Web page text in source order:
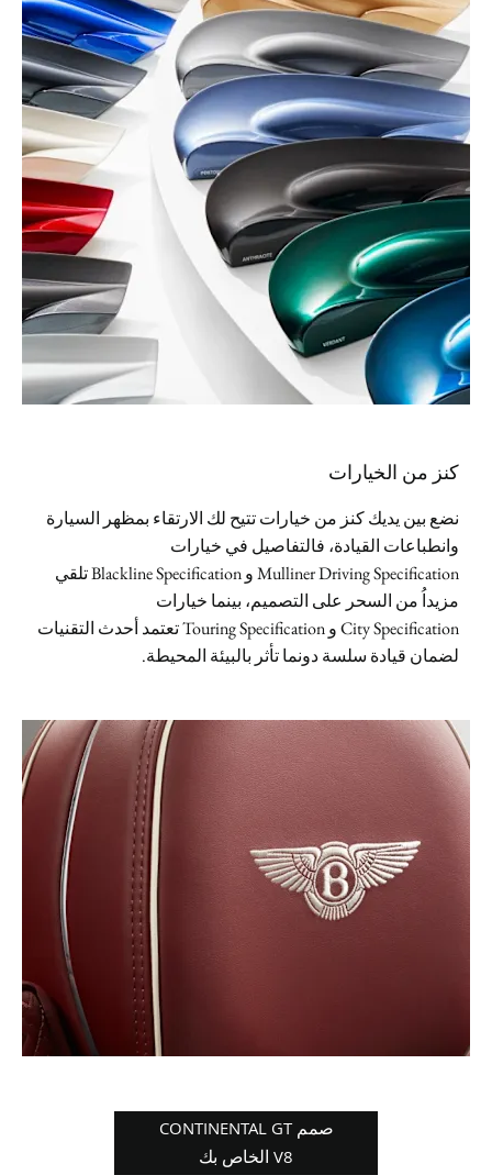
كنز من الخيارات
نضع بين يديك كنز من خيارات تتيح لك الارتقاء بمظهر السيارة
وانطباعات القيادة، فالتفاصيل في خيارات
Mulliner Driving Specification و Blackline Specification تلقي
مزيداُ من السحر على التصميم، بينما خيارات
City Specification و Touring Specification تعتمد أحدث التقنيات
لضمان قيادة سلسة دونما تأثر بالبيئة المحيطة.
صمم CONTINENTAL GT
V8 الخاص بك